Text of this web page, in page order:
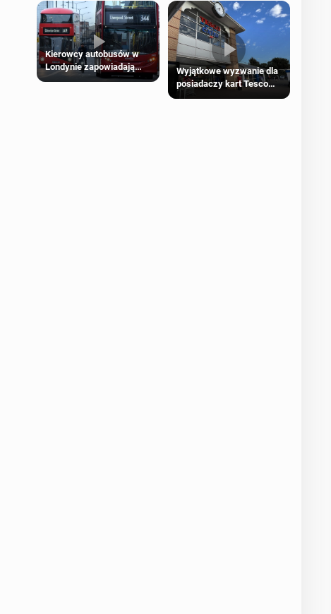
świecie
Kierowcy autobusów w
Londynie zapowiadają
strajki
Wyjątkowe wyzwanie dla
posiadaczy kart Tesco
Clubcard!